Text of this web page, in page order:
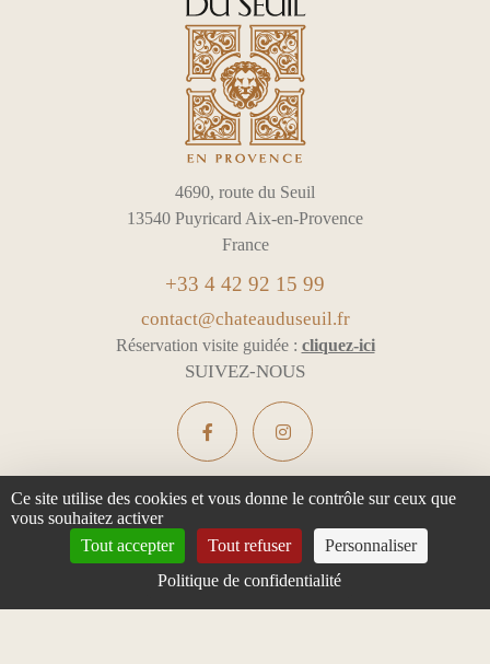
4690, route du Seuil
13540 Puyricard Aix-en-Provence
France
+33 4 42 92 15 99
contact@chateauduseuil.fr
Réservation visite guidée : cliquez-ici
SUIVEZ-NOUS
L'ABUS D'ALCOOL EST DANGEREUX POUR LA SANTÉ -
À CONSOMMER AVEC MODÉRATION
Ce site utilise des cookies et vous donne le contrôle sur ceux que
vous souhaitez activer
Tout accepter
Tout refuser
Personnaliser
Politique de confidentialité